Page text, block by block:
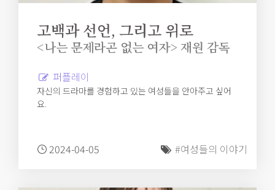
고백과 선언, 그리고 위로
<나는 문제라곤 없는 여자> 재원 감독
퍼플레이
자신의 드라마를 경험하고 있는 여성들을 안아주고 싶어
요.
2024-04-05 #여성들의 이야기